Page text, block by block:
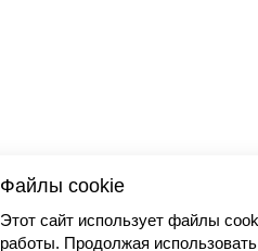
Файлы cookie
Этот сайт использует файлы
работы. Продолжая